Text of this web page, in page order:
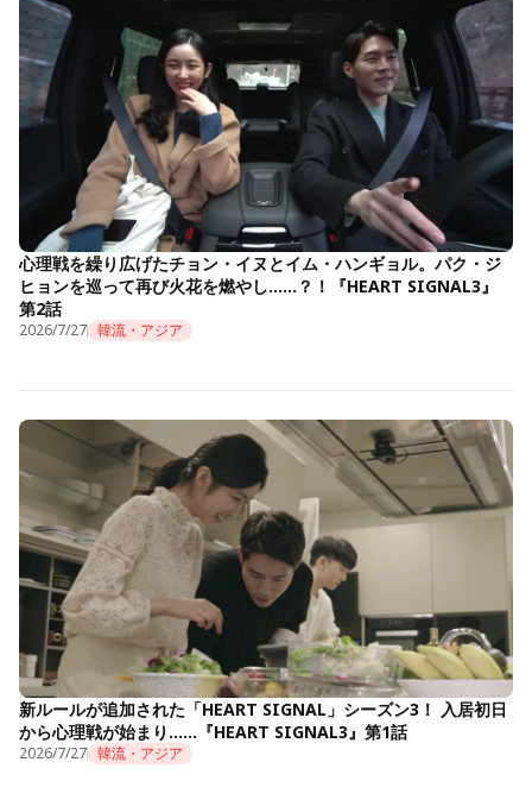
心理戦を繰り広げたチョン・イヌとイム・ハンギョル。パク・ジ
ヒョンを巡って再び火花を燃やし……？！『HEART SIGNAL3』
第2話
2026/7/27 韓流・アジア
新ルールが追加された「HEART SIGNAL」シーズン3！ 入居初日
から心理戦が始まり……『HEART SIGNAL3』第1話
2026/7/27 韓流・アジア